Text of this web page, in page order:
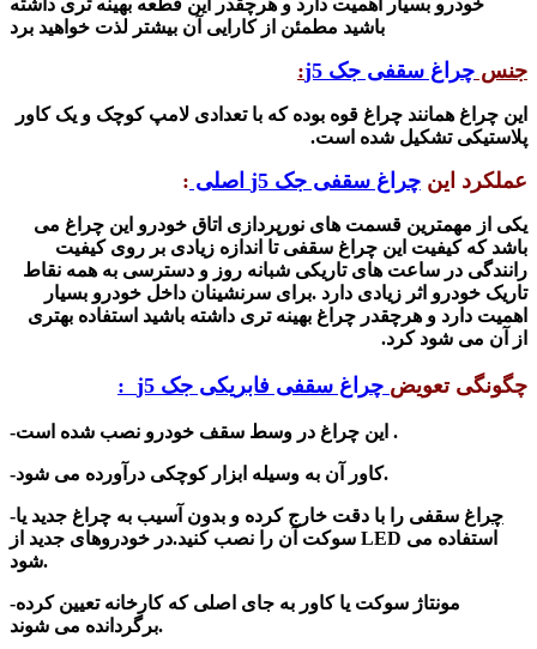
خودرو بسیار اهمیت دارد و هرچقدر این قطعه بهینه تری داشته
باشید مطمئن از کارایی آن بیشتر لذت خواهید برد
جنس چراغ سقفی جک j5 :
این چراغ همانند چراغ قوه بوده که با تعدادی لامپ کوچک و یک کاور
پلاستیکی تشکیل شده است.
عملکرد این چراغ سقفی جک j5 اصلی :
یکی از مهمترین قسمت های نورپردازی اتاق خودرو این چراغ می
باشد که کیفیت این چراغ سقفی تا اندازه زیادی بر روی کیفیت
رانندگی در ساعت های تاریکی شبانه روز و دسترسی به همه نقاط
تاریک خودرو اثر زیادی دارد .برای سرنشینان داخل خودرو بسیار
اهمیت دارد و هرچقدر چراغ بهینه تری داشته باشید استفاده بهتری
از آن می شود کرد.
چگونگی تعویض چراغ سقفی فابریکی جک j5 :
-این چراغ در وسط سقف خودرو نصب شد ه است .
-کاور آن به وسیله ابزار کوچکی درآورده می شود.
- چراغ سقفی را با دقت خارج کرده و بدون آسیب به چراغ جدید یا
سوکت آن را نصب کنید.در خودروهای جدید از LED استفاده می
شود.
-مونتاژ سوکت یا کاور به جای اصلی که کارخانه تعیین کرده
برگردانده می شوند.